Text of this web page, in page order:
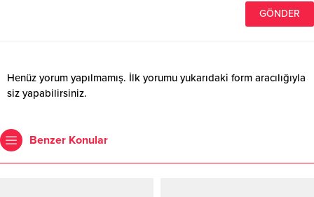
Henüz yorum yapılmamış. İlk yorumu yukarıdaki form aracılığıyla
siz yapabilirsiniz.
Benzer Konular